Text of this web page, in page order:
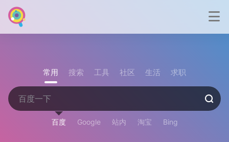
常用 搜索 工具 社区 生活 求职
百度 Google 站内 淘宝 Bing